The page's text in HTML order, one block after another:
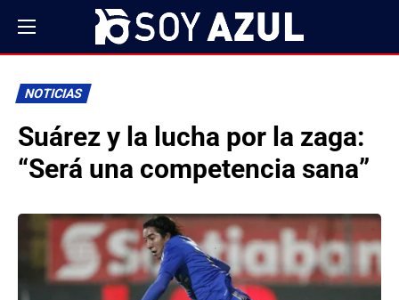
NOTICIAS
Suárez y la lucha por la zaga:
“Será una competencia sana”